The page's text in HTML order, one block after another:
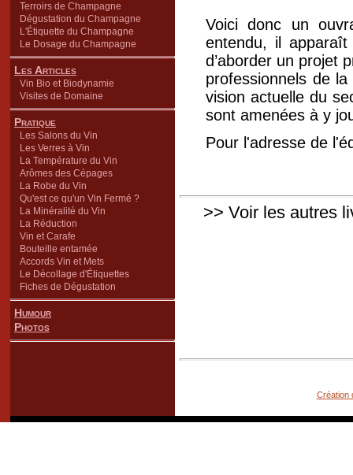
Terroirs de Champagne
Dégustation du Champagne
L'Étiquette du Champagne
Le Dosage du Champagne
Les Articles
Vin Bio et Biodynamie
Visites de Domaine
Pratique
Les Salons du Vin
Les Verres à Vin
La Température du Vin
Arômes des Cépages
La Robe du Vin
Qu'est ce qu'un Vin Fermé ?
La Minéralité du Vin
La Réduction
Vin et Carafe
Bouteille entamée
Accords Vin et Mets
Le Décollage d'Étiquettes
Fiches de Dégustation
Humour
Photos
Voici donc un
entendu, il apparaît
d’aborder un projet
professionnels de
vision actuelle du
sont amenées à y
Pour l'adresse de
>> Voir les autres
Création